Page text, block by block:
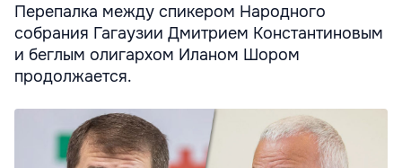
Перепалка между спикером Народного
собрания Гагаузии Дмитрием Константиновым
и беглым олигархом Иланом Шором
продолжается.